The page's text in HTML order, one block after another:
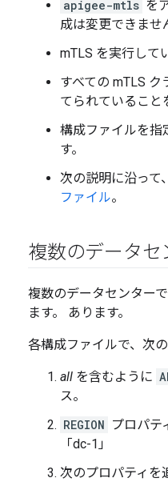
apigee-mtls を
成は変更できませ
mTLS を実行して
すべての mTLS
てられていること
構成ファイルを指
す。
次の説明に沿って
ファイル。
複数のデータ
複数のデータセンター
ます。 あります。
各構成ファイルで、次
all を含むように
ス。
REGION プロパテ
「dc-1」
次のプロパティを